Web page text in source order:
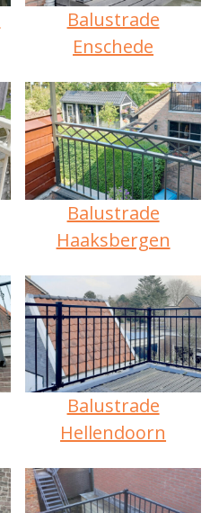
Balustrade
Enschede
Balustrade
Haaksbergen
Balustrade
Hellendoorn